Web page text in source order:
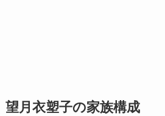
望月衣塑子の家族構成